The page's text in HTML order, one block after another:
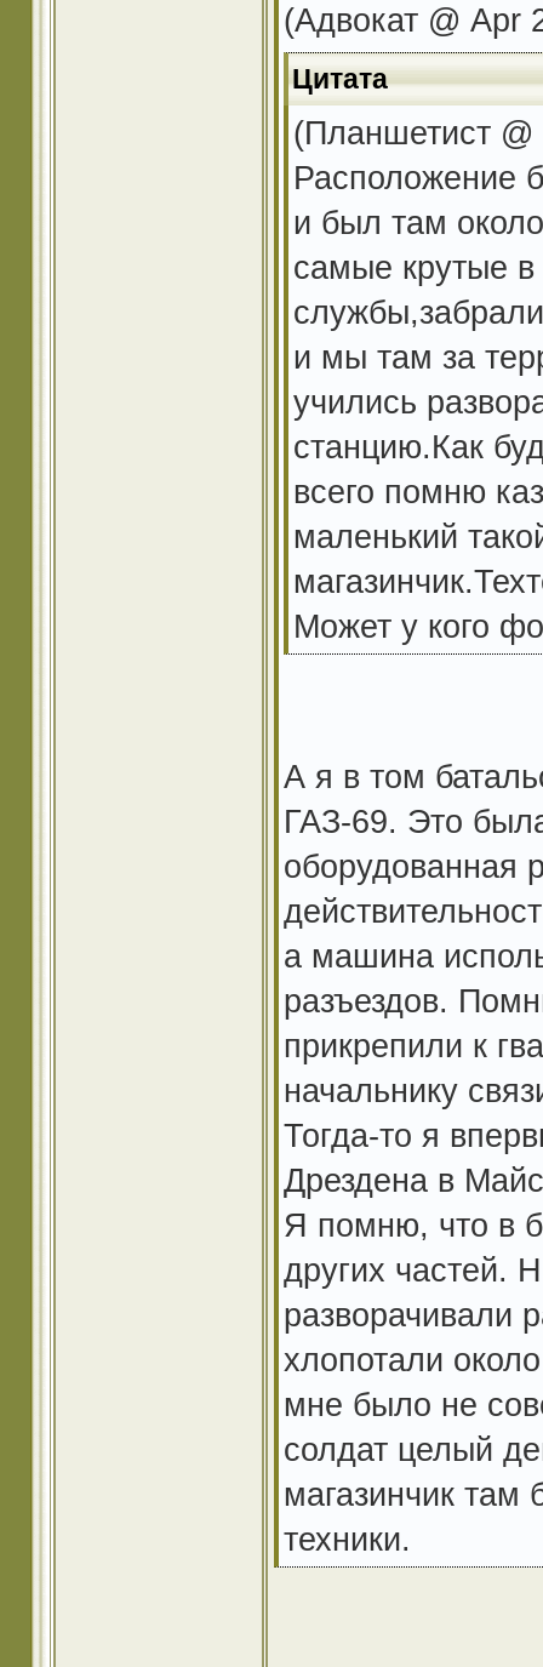
(Адвокат @ Apr
Цитата
(Планшетист
Расположение
и был там
самые крутые
и мы там за
учились
станцию.Как
всего помню
маленький
Может у кого
А я в том
ГАЗ-69. Это
оборудованная
а машина
разъездов.
прикрепили к
начальнику
Тогда-то я
Дрездена в
Я помню, что в
других частей.
разворачивали
хлопотали
мне было не
солдат целый
магазинчик там
техники.